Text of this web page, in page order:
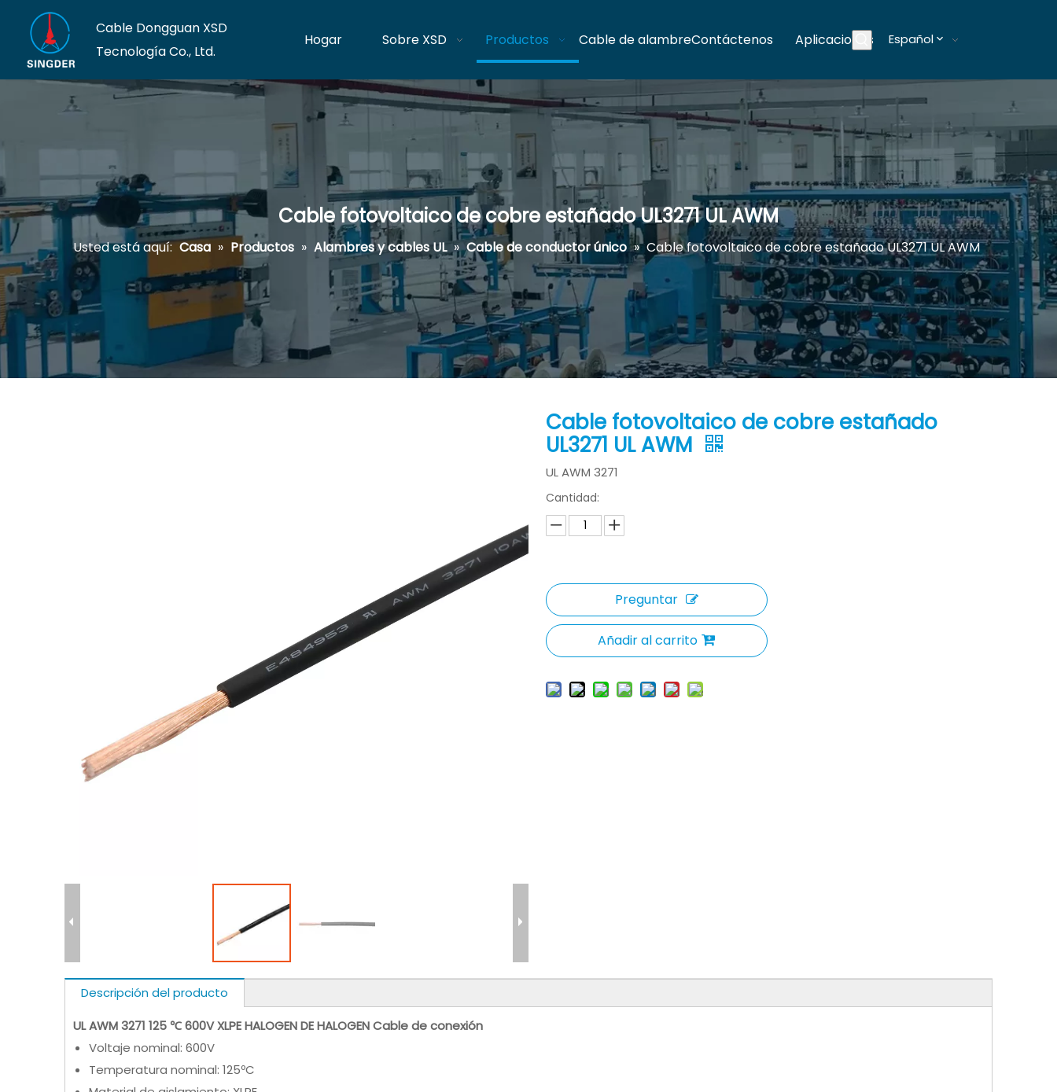
Cable Dongguan XSD
Tecnología Co., Ltd.
Hogar Sobre XSD Productos Cable de alambreContáctenos Aplicaciones Blogs
Español
Cable fotovoltaico de cobre estañado UL3271 UL AWM
Usted está aquí: Casa » Productos » Alambres y cables UL » Cable de conductor único » Cable fotovoltaico de cobre estañado UL3271 UL AWM
Cable fotovoltaico de cobre estañado
UL3271 UL AWM
UL AWM 3271
Cantidad:
Preguntar
Añadir al carrito
Descripción del producto
UL AWM 3271 125 ℃ 600V XLPE HALOGEN DE HALOGEN Cable de conexión
Voltaje nominal: 600V
Temperatura nominal: 125ºC